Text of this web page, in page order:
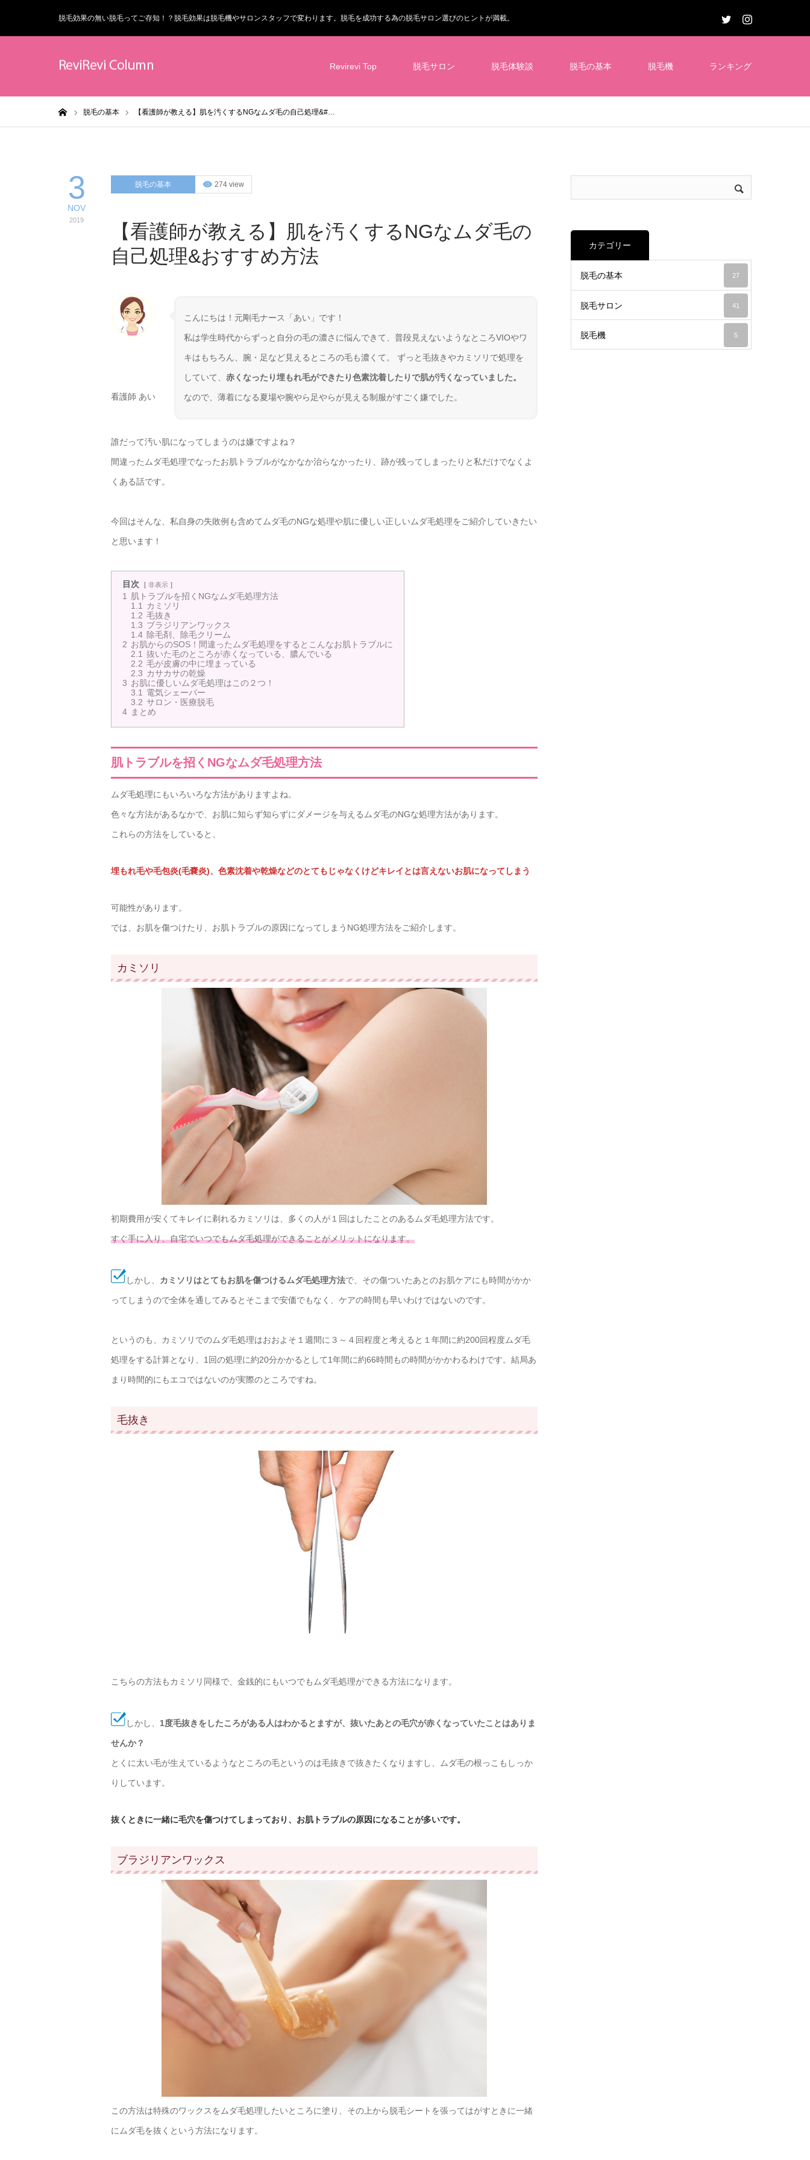
脱毛効果の無い脱毛ってご存知！？脱毛効果は脱毛機やサロンスタッフで変わります。脱毛を成功する為の脱毛サロン選びのヒントが満載。
Revirevi Top 脱毛サロン 脱毛体験談 脱毛の基本 脱毛機 ランキング
脱毛の基本 【看護師が教える】肌を汚くするNGなムダ毛の自己処理&#…
3
NOV
2019
脱毛の基本 274 view
【看護師が教える】肌を汚くするNGなムダ毛の
自己処理&おすすめ方法
看護師 あい
こんにちは！元剛毛ナース「あい」です！
私は学生時代からずっと自分の毛の濃さに悩んできて、普段見えないようなところVIOやワ
キはもちろん、腕・足など見えるところの毛も濃くて。 ずっと毛抜きやカミソリで処理を
していて、 赤くなったり埋もれ毛ができたり色素沈着したりで肌が汚くなっていました。
なので、薄着になる夏場や腕やら足やらが見える制服がすごく嫌でした。
誰だって汚い肌になってしまうのは嫌ですよね？
間違ったムダ毛処理でなったお肌トラブルがなかなか治らなかったり、跡が残ってしまったりと私だけでなくよ
くある話です。
今回はそんな、私自身の失敗例も含めてムダ毛のNGな処理や肌に優しい正しいムダ毛処理をご紹介していきたい
と思います！
目次 非表示
1
肌トラブルを招くNGなムダ毛処理方法
1.1
カミソリ
1.2 毛抜き
1.3 ブラジリアンワックス
1.4 除毛剤、除毛クリーム
2 お肌からのSOS！間違ったムダ毛処理をするとこんなお肌トラブルに
2.1 抜いた毛のところが赤くなっている、膿んでいる
2.2 毛が皮膚の中に埋まっている
2.3 カサカサの乾燥
3 お肌に優しいムダ毛処理はこの２つ！
3.1
電気シェーバー
3.2 サロン・医療脱毛
4 まとめ
肌トラブルを招くNGなムダ毛処理方法
ムダ毛処理にもいろいろな方法がありますよね。
色々な方法があるなかで、お肌に知らず知らずにダメージを与えるムダ毛のNGな処理方法があります。
これらの方法をしていると、
埋もれ毛や毛包炎(毛嚢炎)、色素沈着や乾燥などのとてもじゃなくけどキレイとは言えないお肌になってしまう
可能性があります。
では、お肌を傷つけたり、お肌トラブルの原因になってしまうNG処理方法をご紹介します。
カミソリ
初期費用が安くてキレイに剃れるカミソリは、多くの人が１回はしたことのあるムダ毛処理方法です。
すぐ手に入り、自宅でいつでもムダ毛処理ができることがメリットになります。
しかし、 カミソリはとてもお肌を傷つけるムダ毛処理方法で、その傷ついたあとのお肌ケアにも時間がかか
ってしまうので全体を通してみるとそこまで安価でもなく、ケアの時間も早いわけではないのです。
というのも、カミソリでのムダ毛処理はおおよそ１週間に３～４回程度と考えると１年間に約200回程度ムダ毛
処理をする計算となり、1回の処理に約20分かかるとして1年間に約66時間もの時間がかかわるわけです。結局あ
まり時間的にもエコではないのが実際のところですね。
毛抜き
こちらの方法もカミソリ同様で、金銭的にもいつでもムダ毛処理ができる方法になります。
しかし、 1度毛抜きをしたころがある人はわかるとますが、抜いたあとの毛穴が赤くなっていたことはありま
せんか？
とくに太い毛が生えているようなところの毛というのは毛抜きで抜きたくなりますし、ムダ毛の根っこもしっか
りしています。
抜くときに一緒に毛穴を傷つけてしまっており、お肌トラブルの原因になることが多いです。
ブラジリアンワックス
この方法は特殊のワックスをムダ毛処理したいところに塗り、その上から脱毛シートを張ってはがすときに一緒
にムダ毛を抜くという方法になります。
カテゴリー
脱毛の基本 27
脱毛サロン 41
脱毛機 5